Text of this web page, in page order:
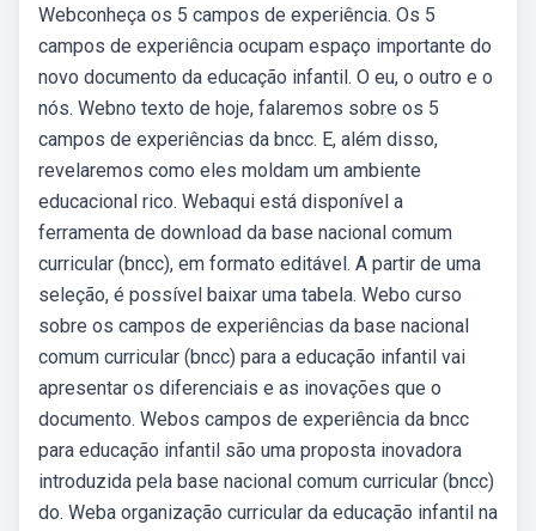
Webconheça os 5 campos de experiência. Os 5
campos de experiência ocupam espaço importante do
novo documento da educação infantil. O eu, o outro e o
nós. Webno texto de hoje, falaremos sobre os 5
campos de experiências da bncc. E, além disso,
revelaremos como eles moldam um ambiente
educacional rico. Webaqui está disponível a
ferramenta de download da base nacional comum
curricular (bncc), em formato editável. A partir de uma
seleção, é possível baixar uma tabela. Webo curso
sobre os campos de experiências da base nacional
comum curricular (bncc) para a educação infantil vai
apresentar os diferenciais e as inovações que o
documento. Webos campos de experiência da bncc
para educação infantil são uma proposta inovadora
introduzida pela base nacional comum curricular (bncc)
do. Weba organização curricular da educação infantil na